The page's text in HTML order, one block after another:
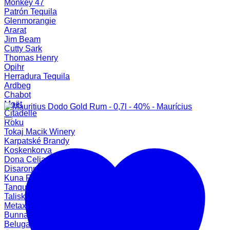
Monkey 47
Patrón Tequila
Glenmorangie
Ararat
Jim Beam
Cutty Sark
Thomas Henry
Opihr
Herradura Tequila
Ardbeg
Chabot
Moët
Citadelle
Roku
Tokaj Macik Winery
Karpatské Brandy
Koskenkorva
Dona Celia
Disaronno
Kuna Rum
Tanqueray
Talisker
Metaxa
Bunnahabhain
Beluga